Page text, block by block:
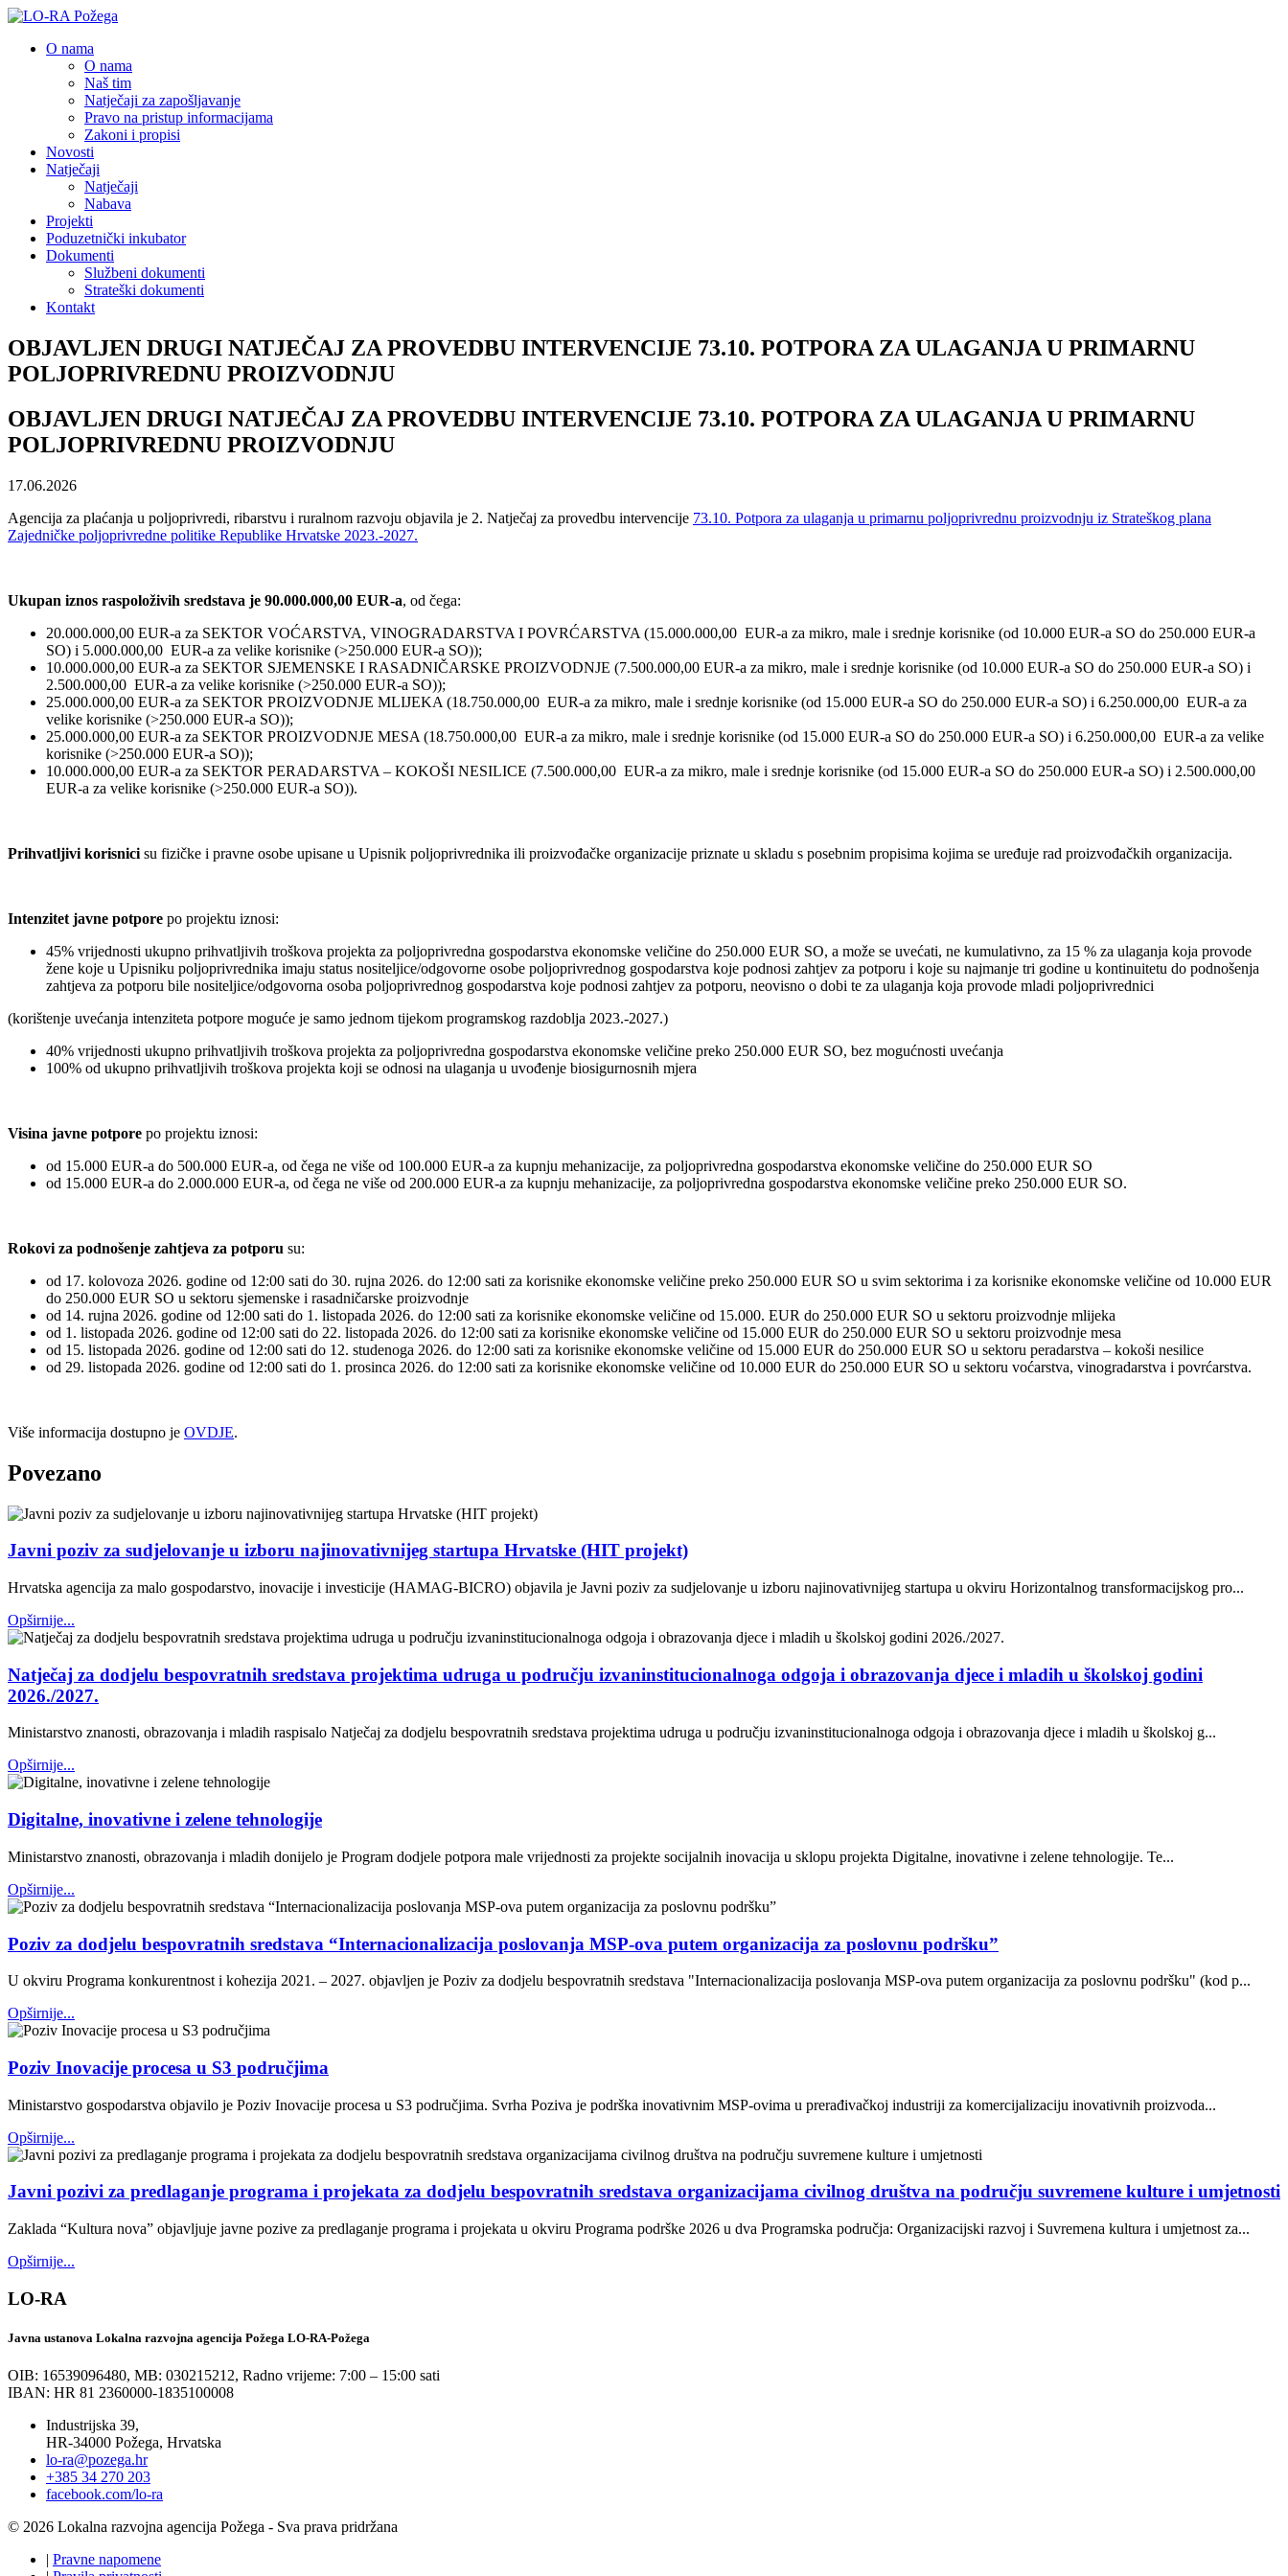
O nama
O nama
Naš tim
Natječaji za zapošljavanje
Pravo na pristup informacijama
Zakoni i propisi
Novosti
Natječaji
Natječaji
Nabava
Projekti
Poduzetnički inkubator
Dokumenti
Službeni dokumenti
Strateški dokumenti
Kontakt
OBJAVLJEN DRUGI NATJEČAJ ZA PROVEDBU INTERVENCIJE 73.10. POTPORA ZA ULAGANJA U PRIMARNU
POLJOPRIVREDNU PROIZVODNJU
OBJAVLJEN DRUGI NATJEČAJ ZA PROVEDBU INTERVENCIJE 73.10. POTPORA ZA ULAGANJA U PRIMARNU
POLJOPRIVREDNU PROIZVODNJU
17.06.2026
Agencija za plaćanja u poljoprivredi, ribarstvu i ruralnom razvoju objavila je 2. Natječaj za provedbu intervencije 73.10. Potpora za ulaganja u primarnu poljoprivrednu proizvodnju iz Strateškog plana
Zajedničke poljoprivredne politike Republike Hrvatske 2023.-2027.
Ukupan iznos raspoloživih sredstava je 90.000.000,00 EUR-a, od čega:
20.000.000,00 EUR-a za SEKTOR VOĆARSTVA, VINOGRADARSTVA I POVRĆARSTVA (15.000.000,00 EUR-a za mikro, male i srednje korisnike (od 10.000 EUR-a SO do 250.000 EUR-a
SO) i 5.000.000,00 EUR-a za velike korisnike (>250.000 EUR-a SO));
10.000.000,00 EUR-a za SEKTOR SJEMENSKE I RASADNIČARSKE PROIZVODNJE (7.500.000,00 EUR-a za mikro, male i srednje korisnike (od 10.000 EUR-a SO do 250.000 EUR-a SO) i
2.500.000,00 EUR-a za velike korisnike (>250.000 EUR-a SO));
25.000.000,00 EUR-a za SEKTOR PROIZVODNJE MLIJEKA (18.750.000,00 EUR-a za mikro, male i srednje korisnike (od 15.000 EUR-a SO do 250.000 EUR-a SO) i 6.250.000,00 EUR-a za
velike korisnike (>250.000 EUR-a SO));
25.000.000,00 EUR-a za SEKTOR PROIZVODNJE MESA (18.750.000,00 EUR-a za mikro, male i srednje korisnike (od 15.000 EUR-a SO do 250.000 EUR-a SO) i 6.250.000,00 EUR-a za velike
korisnike (>250.000 EUR-a SO));
10.000.000,00 EUR-a za SEKTOR PERADARSTVA – KOKOŠI NESILICE (7.500.000,00 EUR-a za mikro, male i srednje korisnike (od 15.000 EUR-a SO do 250.000 EUR-a SO) i 2.500.000,00
EUR-a za velike korisnike (>250.000 EUR-a SO)).
Prihvatljivi korisnici su fizičke i pravne osobe upisane u Upisnik poljoprivrednika ili proizvođačke organizacije priznate u skladu s posebnim propisima kojima se uređuje rad proizvođačkih organizacija.
Intenzitet javne potpore po projektu iznosi:
45% vrijednosti ukupno prihvatljivih troškova projekta za poljoprivredna gospodarstva ekonomske veličine do 250.000 EUR SO, a može se uvećati, ne kumulativno, za 15 % za ulaganja koja provode
žene koje u Upisniku poljoprivrednika imaju status nositeljice/odgovorne osobe poljoprivrednog gospodarstva koje podnosi zahtjev za potporu i koje su najmanje tri godine u kontinuitetu do podnošenja
zahtjeva za potporu bile nositeljice/odgovorna osoba poljoprivrednog gospodarstva koje podnosi zahtjev za potporu, neovisno o dobi te za ulaganja koja provode mladi poljoprivrednici
(korištenje uvećanja intenziteta potpore moguće je samo jednom tijekom programskog razdoblja 2023.-2027.)
40% vrijednosti ukupno prihvatljivih troškova projekta za poljoprivredna gospodarstva ekonomske veličine preko 250.000 EUR SO, bez mogućnosti uvećanja
100% od ukupno prihvatljivih troškova projekta koji se odnosi na ulaganja u uvođenje biosigurnosnih mjera
Visina javne potpore po projektu iznosi:
od 15.000 EUR-a do 500.000 EUR-a, od čega ne više od 100.000 EUR-a za kupnju mehanizacije, za poljoprivredna gospodarstva ekonomske veličine do 250.000 EUR SO
od 15.000 EUR-a do 2.000.000 EUR-a, od čega ne više od 200.000 EUR-a za kupnju mehanizacije, za poljoprivredna gospodarstva ekonomske veličine preko 250.000 EUR SO.
Rokovi za podnošenje zahtjeva za potporu su:
od 17. kolovoza 2026. godine od 12:00 sati do 30. rujna 2026. do 12:00 sati za korisnike ekonomske veličine preko 250.000 EUR SO u svim sektorima i za korisnike ekonomske veličine od 10.000 EUR
do 250.000 EUR SO u sektoru sjemenske i rasadničarske proizvodnje
od 14. rujna 2026. godine od 12:00 sati do 1. listopada 2026. do 12:00 sati za korisnike ekonomske veličine od 15.000. EUR do 250.000 EUR SO u sektoru proizvodnje mlijeka
od 1. listopada 2026. godine od 12:00 sati do 22. listopada 2026. do 12:00 sati za korisnike ekonomske veličine od 15.000 EUR do 250.000 EUR SO u sektoru proizvodnje mesa
od 15. listopada 2026. godine od 12:00 sati do 12. studenoga 2026. do 12:00 sati za korisnike ekonomske veličine od 15.000 EUR do 250.000 EUR SO u sektoru peradarstva – kokoši nesilice
od 29. listopada 2026. godine od 12:00 sati do 1. prosinca 2026. do 12:00 sati za korisnike ekonomske veličine od 10.000 EUR do 250.000 EUR SO u sektoru voćarstva, vinogradarstva i povrćarstva.
Više informacija dostupno je OVDJE.
Povezano
Javni poziv za sudjelovanje u izboru najinovativnijeg startupa Hrvatske (HIT projekt)
Hrvatska agencija za malo gospodarstvo, inovacije i investicije (HAMAG-BICRO) objavila je Javni poziv za sudjelovanje u izboru najinovativnijeg startupa u okviru Horizontalnog transformacijskog pro...
Opširnije...
Natječaj za dodjelu bespovratnih sredstava projektima udruga u području izvaninstitucionalnoga odgoja i obrazovanja djece i mladih u školskoj godini
2026./2027.
Ministarstvo znanosti, obrazovanja i mladih raspisalo Natječaj za dodjelu bespovratnih sredstava projektima udruga u području izvaninstitucionalnoga odgoja i obrazovanja djece i mladih u školskoj g...
Opširnije...
Digitalne, inovativne i zelene tehnologije
Ministarstvo znanosti, obrazovanja i mladih donijelo je Program dodjele potpora male vrijednosti za projekte socijalnih inovacija u sklopu projekta Digitalne, inovativne i zelene tehnologije. Te...
Opširnije...
Poziv za dodjelu bespovratnih sredstava “Internacionalizacija poslovanja MSP-ova putem organizacija za poslovnu podršku”
U okviru Programa konkurentnost i kohezija 2021. – 2027. objavljen je Poziv za dodjelu bespovratnih sredstava "Internacionalizacija poslovanja MSP-ova putem organizacija za poslovnu podršku" (kod p...
Opširnije...
Poziv Inovacije procesa u S3 područjima
Ministarstvo gospodarstva objavilo je Poziv Inovacije procesa u S3 područjima. Svrha Poziva je podrška inovativnim MSP-ovima u prerađivačkoj industriji za komercijalizaciju inovativnih proizvoda...
Opširnije...
Javni pozivi za predlaganje programa i projekata za dodjelu bespovratnih sredstava organizacijama civilnog društva na području suvremene kulture i umjetnosti
Zaklada “Kultura nova” objavljuje javne pozive za predlaganje programa i projekata u okviru Programa podrške 2026 u dva Programska područja: Organizacijski razvoj i Suvremena kultura i umjetnost za...
Opširnije...
LO-RA
Javna ustanova Lokalna razvojna agencija Požega LO-RA-Požega
OIB: 16539096480, MB: 030215212, Radno vrijeme: 7:00 – 15:00 sati
IBAN: HR 81 2360000-1835100008
Industrijska 39,
HR-34000 Požega, Hrvatska
lo-ra@pozega.hr
+385 34 270 203
facebook.com/lo-ra
© 2026 Lokalna razvojna agencija Požega - Sva prava pridržana
| Pravne napomene